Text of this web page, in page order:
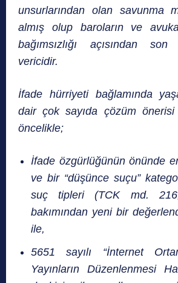
unsurlarından olan savunma
almış olup baroların ve
bağımsızlığı açısından
vericidir.
İfade hürriyeti bağlamında
dair çok sayıda çözüm
öncelikle;
İfade özgürlüğünün önünde
ve bir “düşünce suçu”
suç tipleri (TCK md.
bakımından yeni bir
ile,
5651 sayılı “İnternet
Yayınların Düzenlenmesi